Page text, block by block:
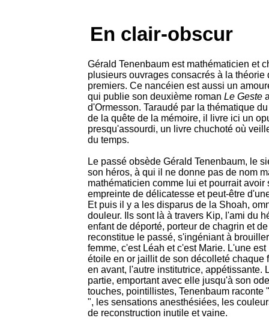
En clair-obscur
Gérald Tenenbaum est mathématicien et
plusieurs ouvrages consacrés à la théorie
premiers. Ce nancéien est aussi un
qui publie son deuxième roman Le Geste
d'Ormesson. Taraudé par la thématique
de la quête de la mémoire, il livre ici un
presqu'assourdi, un livre chuchoté où
du temps.
Le passé obsède Gérald Tenenbaum, le
son héros, à qui il ne donne pas de nom
mathématicien comme lui et pourrait avoir
empreinte de délicatesse et peut-être
Et puis il y a les disparus de la Shoah,
douleur. Ils sont là à travers Kip, l'ami du
enfant de déporté, porteur de chagrin et
reconstitue le passé, s'ingéniant à
femme, c'est Léah et c'est Marie. L'une
étoile en or jaillit de son décolleté chaque
en avant, l'autre institutrice, appétissante.
partie, emportant avec elle jusqu'à son
touches, pointillistes, Tenenbaum raconte
", les sensations anesthésiées, les
de reconstruction inutile et vaine.